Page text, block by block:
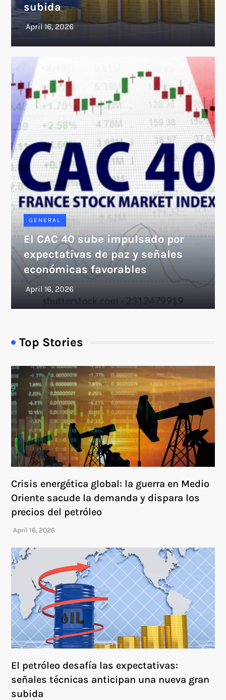
subida
GENERAL
El CAC 40 sube impulsado por
expectativas de paz y señales
económicas favorables
Top Stories
Crisis energética global: la guerra en Medio
Oriente sacude la demanda y dispara los
precios del petróleo
El petróleo desafía las expectativas:
señales técnicas anticipan una nueva gran
subida